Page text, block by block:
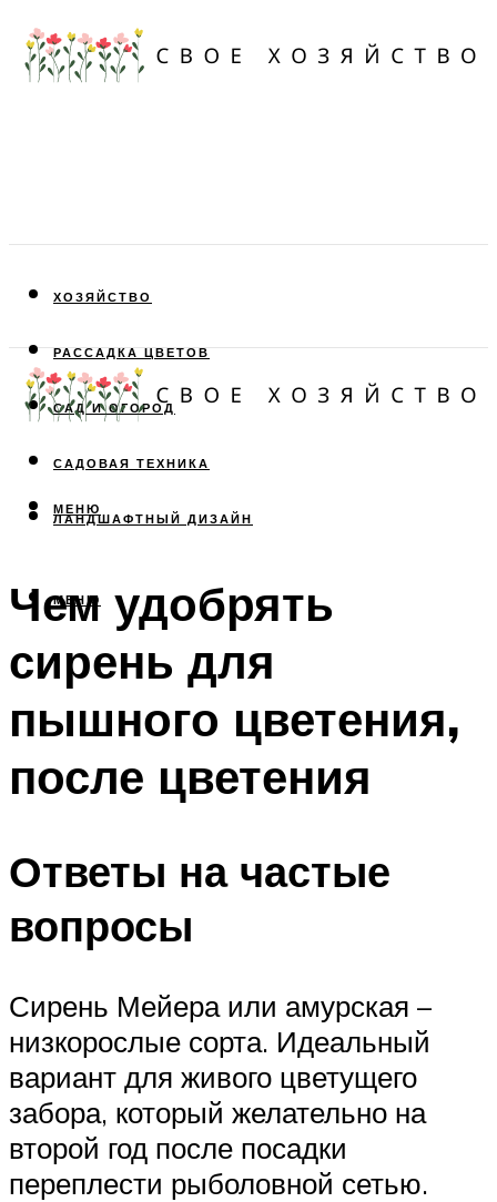
ХОЗЯЙСТВО
РАССАДКА ЦВЕТОВ
САД И ОГОРОД
САДОВАЯ ТЕХНИКА
ЛАНДШАФТНЫЙ ДИЗАЙН
МЕНЮ
МЕНЮ
Чем удобрять
сирень для
пышного цветения,
после цветения
Ответы на частые
вопросы
Сирень Мейера или амурская –
низкорослые сорта. Идеальный
вариант для живого цветущего
забора, который желательно на
второй год после посадки
переплести рыболовной сетью.